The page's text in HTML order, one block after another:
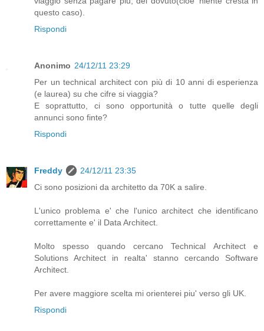
questo caso).
Rispondi
Anonimo 24/12/11 23:29
Per un technical architect con più di 10 anni di esperienza
(e laurea) su che cifre si viaggia?
E soprattutto, ci sono opportunità o tutte quelle degli
annunci sono finte?
Rispondi
Freddy
24/12/11 23:35
Ci sono posizioni da architetto da 70K a salire.
L'unico problema e' che l'unico architect che identificano
correttamente e' il Data Architect.
Molto spesso quando cercano Technical Architect e
Solutions Architect in realta' stanno cercando Software
Architect.
Per avere maggiore scelta mi orienterei piu' verso gli UK.
Rispondi